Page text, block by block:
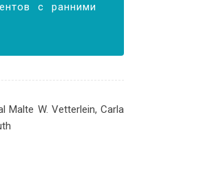
с ранними
Malte W. Vetterlein, Carla